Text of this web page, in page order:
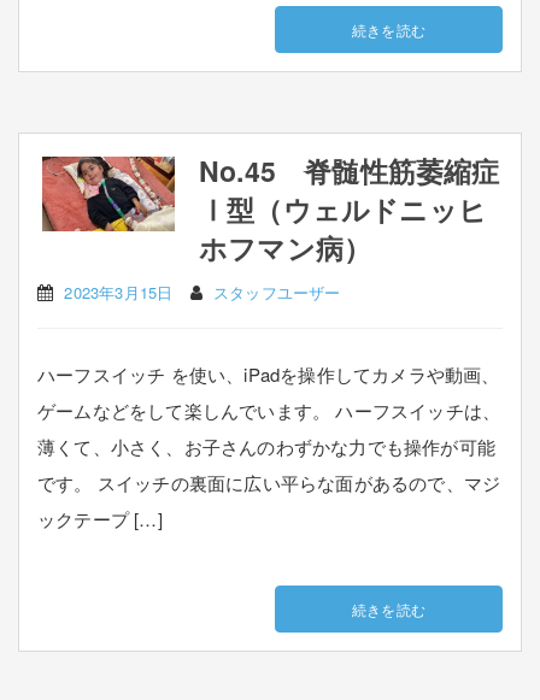
続きを読む
No.45 脊髄性筋萎縮症
Ⅰ型（ウェルドニッヒ
ホフマン病）
2023年3月15日 スタッフユーザー
ハーフスイッチ を使い、iPadを操作してカメラや動画、
ゲームなどをして楽しんでいます。 ハーフスイッチは、
薄くて、小さく、お子さんのわずかな力でも操作が可能
です。 スイッチの裏面に広い平らな面があるので、マジ
ックテープ […]
続きを読む